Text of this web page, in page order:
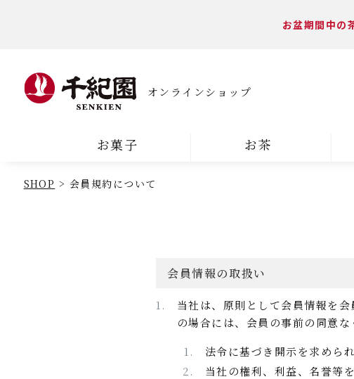
お盆期間中の
オンラインショップ
お菓子 お茶
SHOP 会員規約について
会員情報の取扱い
当社は、原則として会員情報を
の場合には、会員の事前の同意
法令に基づき開示を求めら
当社の権利、利益、名誉等